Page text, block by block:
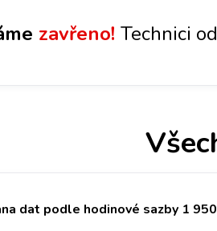
zavřeno! Technici
dat podle hodinové sazby 1 950